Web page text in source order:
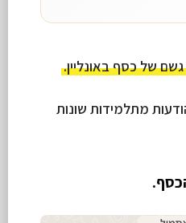
גשם של כסף באונליין.
לאחר מכן קיבלתי 2 הודעות מתלמידות שונות